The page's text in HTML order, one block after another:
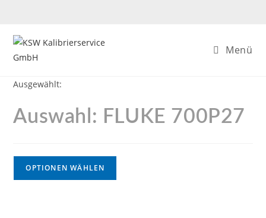
Menü
Ausgewählt:
Auswahl: FLUKE 700P27
OPTIONEN WÄHLEN